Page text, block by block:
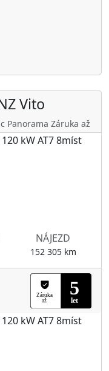
Vito
Panorama Záruka až
NÁJEZD
152 305 km